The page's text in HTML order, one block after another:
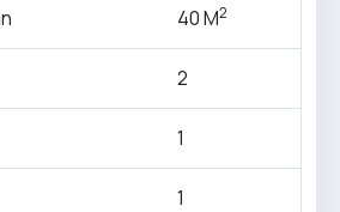
40 M2
2
1
1